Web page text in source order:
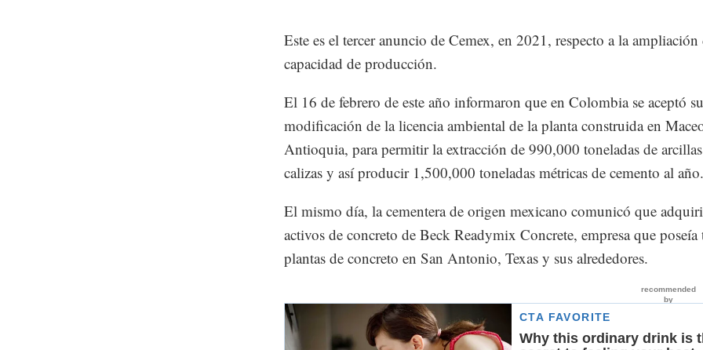
Este es el tercer anuncio de Cemex, en 2021, respecto a la ampliación
capacidad de producción.
El 16 de febrero de este año informaron que en Colombia se aceptó su
modificación de la licencia ambiental de la planta construida en
Antioquia, para permitir la extracción de 990,000 toneladas de
calizas y así producir 1,500,000 toneladas métricas de cemento al año.
El mismo día, la cementera de origen mexicano comunicó que
activos de concreto de Beck Readymix Concrete, empresa que poseía
plantas de concreto en San Antonio, Texas y sus alrededores.